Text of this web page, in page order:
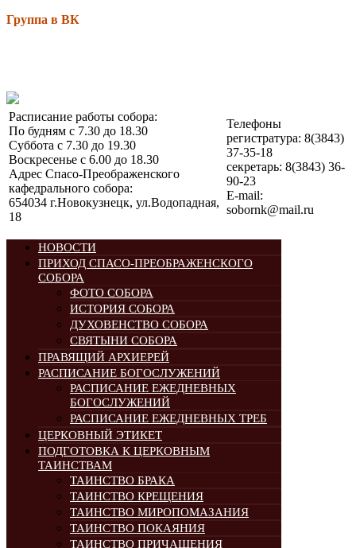
Группа в ВК
Расписание работы собора:
По будням с 7.30 до 18.30
Суббота с 7.30 до 19.30
Воскресенье с 6.00 до 18.30
Адрес Спасо-Преображенского
кафедрального собора:
654034 г.Новокузнецк, ул.Водопадная,
18
Телефоны
регистратура: 8(3843)
37-35-18
секретарь: 8(3843) 36-
90-23
E-mail:
sobornk@mail.ru
НОВОСТИ
ПРИХОД СПАСО-ПРЕОБРАЖЕНСКОГО
СОБОРА
ФОТО СОБОРА
ИСТОРИЯ СОБОРА
ДУХОВЕНСТВО СОБОРА
СВЯТЫНИ СОБОРА
ПРАВЯЩИЙ АРХИЕРЕЙ
РАСПИСАНИЕ БОГОСЛУЖЕНИЙ
РАСПИСАНИЕ ЕЖЕДНЕВНЫХ
БОГОСЛУЖЕНИЙ
РАСПИСАНИЕ ЕЖЕДНЕВНЫХ ТРЕБ
ЦЕРКОВНЫЙ ЭТИКЕТ
ПОДГОТОВКА К ЦЕРКОВНЫМ
ТАИНСТВАМ
ТАИНСТВО БРАКА
ТАИНСТВО КРЕЩЕНИЯ
ТАИНСТВО МИРОПОМАЗАНИЯ
ТАИНСТВО ПОКАЯНИЯ
ТАИНСТВО ПРИЧАЩЕНИЯ